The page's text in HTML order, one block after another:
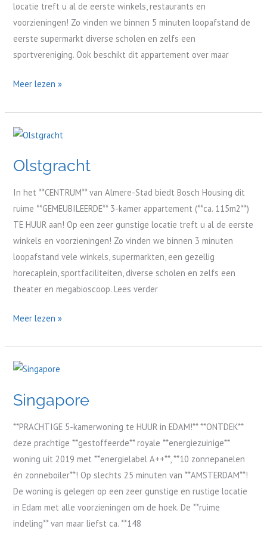
locatie treft u al de eerste winkels, restaurants en
voorzieningen! Zo vinden we binnen 5 minuten loopafstand de
eerste supermarkt diverse scholen en zelfs een
sportvereniging. Ook beschikt dit appartement over maar
Meer lezen »
Olstgracht
In het **CENTRUM** van Almere-Stad biedt Bosch Housing dit
ruime **GEMEUBILEERDE** 3-kamer appartement (**ca. 115m2**)
TE HUUR aan! Op een zeer gunstige locatie treft u al de eerste
winkels en voorzieningen! Zo vinden we binnen 3 minuten
loopafstand vele winkels, supermarkten, een gezellig
horecaplein, sportfaciliteiten, diverse scholen en zelfs een
theater en megabioscoop. Lees verder
Olstgracht
Meer lezen »
Singapore
**PRACHTIGE 5-kamerwoning te HUUR in EDAM!** **ONTDEK**
deze prachtige **gestoffeerde** royale **energiezuinige**
woning uit 2019 met **energielabel A++**, **10 zonnepanelen
én zonneboiler**! Op slechts 25 minuten van **AMSTERDAM**!
De woning is gelegen op een zeer gunstige en rustige locatie
in Edam met alle voorzieningen om de hoek. De **ruime
indeling** van maar liefst ca. **148
Singapore